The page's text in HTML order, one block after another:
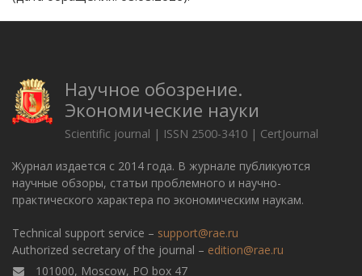
Научное обозрение.
Экономические науки
Scientific journal | ISSN 2500-3410 | CertJournal
Журнал издается с 2014 года. В журнале публикуются
научные обзоры, статьи проблемного и научно-
практического характера по экономическим наукам.
Technical support service – support@rae.ru
Authorized secretary of the journal – edition@rae.ru
101000, Moscow, PO box 47